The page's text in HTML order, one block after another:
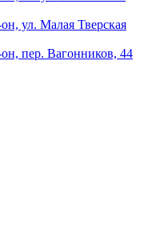
ул. Малая Тверская
пер. Вагонников, 44